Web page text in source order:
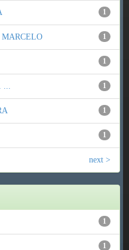
1
1
1
1
...
1
1
next >
1
1